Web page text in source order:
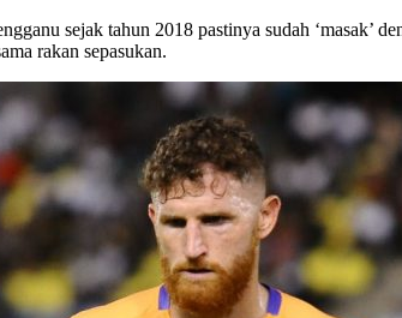
sejak tahun 2018 pastinya sudah
rakan sepasukan.